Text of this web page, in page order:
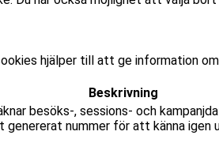
hjälper till att ge information
Beskrivning
besöks-, sessions- och
nummer för att känna igen